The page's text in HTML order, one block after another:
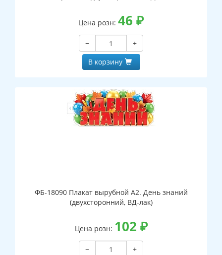
Цена розн: 46 ₽
−
+
В корзину
ФБ-18090 Плакат вырубной А2. День знаний
(двухсторонний, ВД-лак)
Цена розн: 102 ₽
−
+